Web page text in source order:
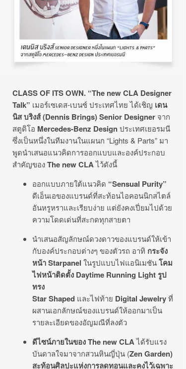
CLASS OF ITS OWN. “The new CLA Designer
Talk” เมอร์เซเดส-เบนซ์ ประเทศไทย ได้เชิญ เดน
นิส บริงส์(Dennis Brings)Senior Designer จาก
สตูดิโอ Mercedes-Benz Designประเทศเยอรมนี
ซึ่งเป็นหนึ่งในทีมงานในแผนก “Lights & Parts” มา
พูดนำเสนอแนวคิดการออกแบบและองค์ประกอบ
สำคัญของThe new CLAไว้ดังนี้
ออกแบบภายใต้แนวคิด “Sensual Purity”
ดีเอ็นเอของแบรนด์ที่สะท้อนไอคอนนิกสไตล์
อันหรูหราและเรียบง่าย แต่ยังคงเปี่ยมไปด้วย
ความโดดเด่นที่สะกดทุกสายตา
นำเสนอสัญลักษณ์ดวงดาวของแบรนด์ให้เข้า
กับองค์ประกอบต่างๆ ของตัวรถ อาทิ กระจัง
หน้าStarpanel ในรูปแบบไฟแอนิเมชันโคม
ไฟหน้าติดตั้ง Daytime Running Lightรูป
ทรง
Star Shaped และไฟท้าย Digital Jewelryที่
ผสานเอกลักษณ์ของแบรนด์ให้ออกมาเป็น
รายละเอียดของอัญมณีที่ลงตัว
ดีไซน์ภายในของThe new CLAได้รับแรง
บันดาลใจมาจากสวนหินญี่ปุ่น (Zen Garden)
สะท้อนศิลปะแห่งการลดทอนและคงไว้เฉพาะ